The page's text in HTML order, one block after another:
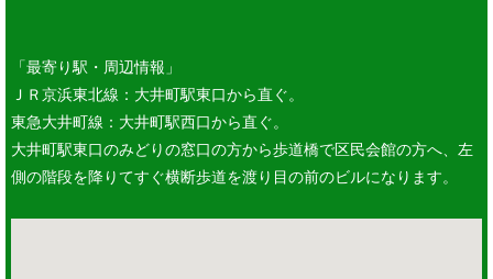
「最寄り駅・周辺情報」
ＪＲ京浜東北線：大井町駅東口から直ぐ。
東急大井町線：大井町駅西口から直ぐ。
大井町駅東口のみどりの窓口の方から歩道橋で区民会館の方へ、左
側の階段を降りてすぐ横断歩道を渡り目の前のビルになります。